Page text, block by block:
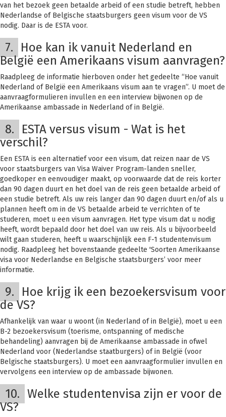
van het bezoek geen betaalde arbeid of een studie betreft, hebben
Nederlandse of Belgische staatsburgers geen visum voor de VS
nodig. Daar is de ESTA voor.
7.
Hoe kan ik vanuit Nederland en
België een Amerikaans visum aanvragen?
Raadpleeg de informatie hierboven onder het gedeelte “Hoe vanuit
Nederland of België een Amerikaans visum aan te vragen”. U moet de
aanvraagformulieren invullen en een interview bijwonen op de
Amerikaanse ambassade in Nederland of in België.
8.
ESTA versus visum - Wat is het
verschil?
Een ESTA is een alternatief voor een visum, dat reizen naar de VS
voor staatsburgers van Visa Waiver Program-landen sneller,
goedkoper en eenvoudiger maakt, op voorwaarde dat de reis korter
dan 90 dagen duurt en het doel van de reis geen betaalde arbeid of
een studie betreft. Als uw reis langer dan 90 dagen duurt en/of als u
plannen heeft om in de VS betaalde arbeid te verrichten of te
studeren, moet u een visum aanvragen. Het type visum dat u nodig
heeft, wordt bepaald door het doel van uw reis. Als u bijvoorbeeld
wilt gaan studeren, heeft u waarschijnlijk een F-1 studentenvisum
nodig. Raadpleeg het bovenstaande gedeelte 'Soorten Amerikaanse
visa voor Nederlandse en Belgische staatsburgers’ voor meer
informatie.
9.
Hoe krijg ik een bezoekersvisum voor
de VS?
Afhankelijk van waar u woont (in Nederland of in België), moet u een
B-2 bezoekersvisum (toerisme, ontspanning of medische
behandeling) aanvragen bij de Amerikaanse ambassade in ofwel
Nederland voor (Nederlandse staatburgers) of in België (voor
Belgische staatsburgers). U moet een aanvraagformulier invullen en
vervolgens een interview op de ambassade bijwonen.
10. Welke studentenvisa zijn er voor de
VS?